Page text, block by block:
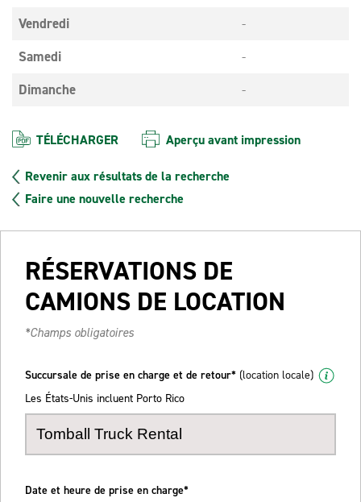
Vendredi
-
Samedi
-
Dimanche
-
TÉLÉCHARGER Aperçu avant impression
Revenir aux résultats de la recherche
Faire une nouvelle recherche
RÉSERVATIONS DE
CAMIONS DE LOCATION
*Champs obligatoires
Succursale de prise en charge et de retour* (location locale)
Les États-Unis incluent Porto Rico
Date et heure de prise en charge*